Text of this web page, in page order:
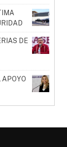
DE
APOYO